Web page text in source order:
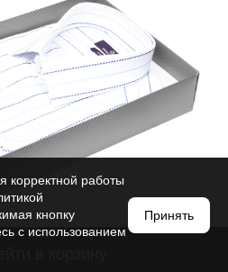
корректной работы
кнопку
с использованием
Принять